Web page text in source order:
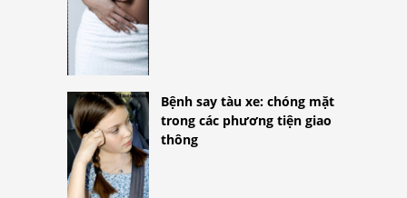
Bệnh say tàu xe: chóng mặt
trong các phương tiện giao
thông